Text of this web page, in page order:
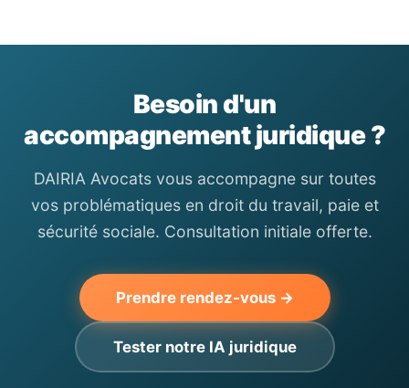
Besoin d'un
accompagnement juridique ?
DAIRIA Avocats vous accompagne sur toutes
vos problématiques en droit du travail, paie et
sécurité sociale. Consultation initiale offerte.
Prendre rendez-vous →
Tester notre IA juridique